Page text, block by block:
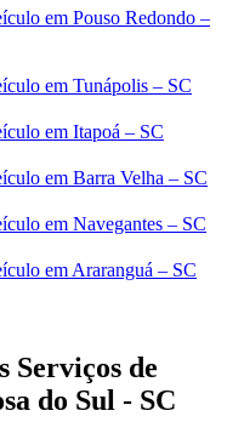
em Pouso Redondo –
em Tunápolis – SC
em Itapoá – SC
em Barra Velha – SC
em Navegantes – SC
em Araranguá – SC
Serviços de
do Sul - SC